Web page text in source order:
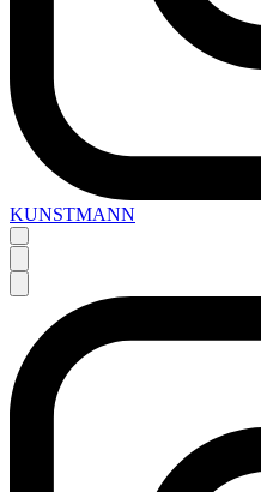
KUNSTMANN